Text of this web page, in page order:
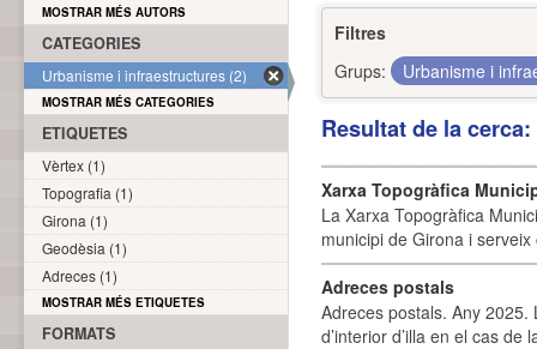
Filtres
Grups:
Urbanisme i
Resultat de la
Xarxa Topogràfica
La Xarxa Topogràfica
municipi de Girona i
Adreces postals
Adreces postals. Any 2025.
d’interior d’illa en el cas
MOSTRAR MÉS AUTORS
CATEGORIES
Urbanisme i infraestructures (2)
MOSTRAR MÉS CATEGORIES
ETIQUETES
Vèrtex (1)
Topografia (1)
Girona (1)
Geodèsia (1)
Adreces (1)
MOSTRAR MÉS ETIQUETES
FORMATS